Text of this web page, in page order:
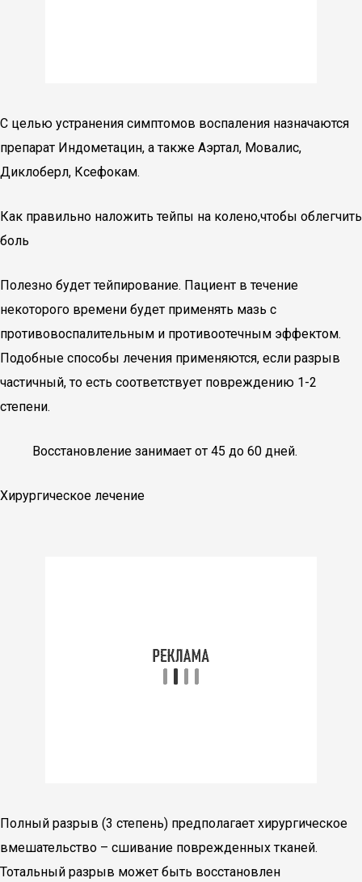
С целью устранения симптомов воспаления назначаются
препарат Индометацин, а также Аэртал, Мовалис,
Диклоберл, Ксефокам.
Как правильно наложить тейпы на колено,чтобы облегчить
боль
Полезно будет тейпирование. Пациент в течение
некоторого времени будет применять мазь с
противовоспалительным и противоотечным эффектом.
Подобные способы лечения применяются, если разрыв
частичный, то есть соответствует повреждению 1-2
степени.
Восстановление занимает от 45 до 60 дней.
Хирургическое лечение
Полный разрыв (3 степень) предполагает хирургическое
вмешательство – сшивание поврежденных тканей.
Тотальный разрыв может быть восстановлен